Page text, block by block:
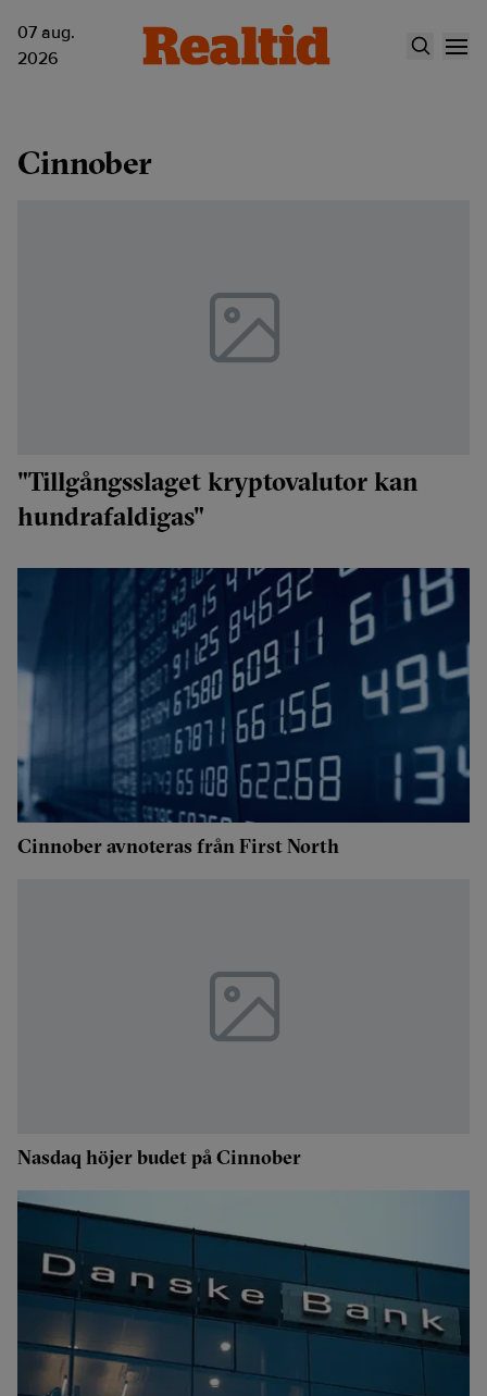
07 aug.
2026
Cinnober
"Tillgångsslaget kryptovalutor kan
hundrafaldigas"
Cinnober avnoteras från First North
Nasdaq höjer budet på Cinnober